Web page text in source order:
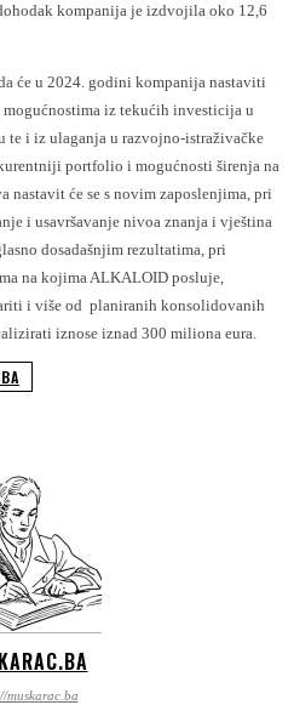
kompanija je izdvojila oko 12,6
će u 2024. godini kompanija nastaviti
iz tekućih investicija u
te i iz ulaganja u razvojno-istraživačke
portfolio i mogućnosti širenja na
nastavit će se s novim zaposlenjima, pri
i usavršavanje nivoa znanja i vještina
dosadašnjim rezultatima, pri
na kojima ALKALOID posluje,
i više od planiranih konsolidovanih
iznose iznad 300 miliona eura.
muskarac.ba